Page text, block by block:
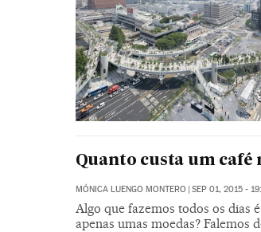
Quanto custa um café
MÓNICA LUENGO MONTERO | SEP 01, 2015 -
Algo que fazemos todos os dias
apenas umas moedas? Falemos